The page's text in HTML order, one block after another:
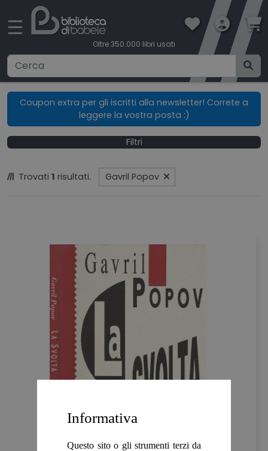
☰
Oltre 350.000 libri usati
Ricerca avanzata
CHI SIAMO
OUTLET
NEWSLETTER
Coupon extra per gli iscritti alla newsletter! Correte a
leggere la vostra posta :)
Filtri
Trovati 1 risultati. Gavril Popov
Informativa
Questo sito o gli strumenti terzi da